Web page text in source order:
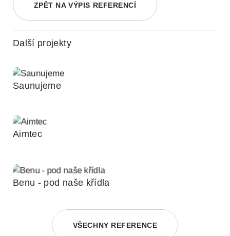
ZPĚT NA VÝPIS REFERENCÍ
Další projekty
Saunujeme
Aimtec
Benu - pod naše křídla
VŠECHNY REFERENCE